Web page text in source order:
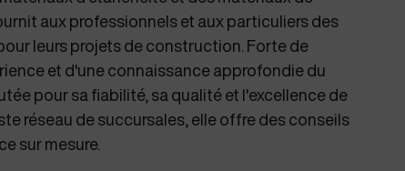
aux professionnels et aux particuliers des
leurs projets de construction. Forte de
et d'une connaissance approfondie du
pour sa fiabilité, sa qualité et l'excellence de
réseau de succursales, elle offre des conseils
sur mesure.